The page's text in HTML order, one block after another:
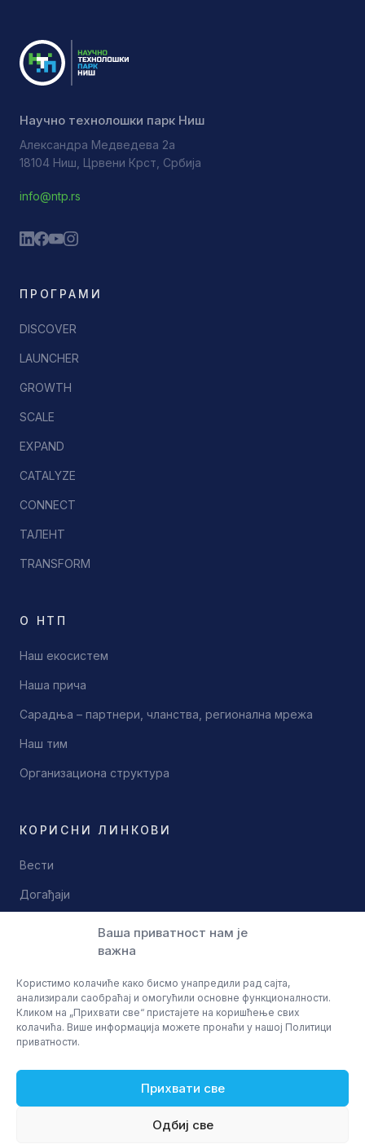
Ваша приватност нам је
важна
Користимо колачиће како бисмо унапредили рад сајта,
анализирали саобраћај и омогућили основне функционалности.
Кликом на „Прихвати све“ пристајете на коришћење свих
колачића. Више информација можете пронаћи у нашој Политици
приватности.
Прихвати све
Одбиј све
Научно технолошки парк Ниш
Александра Медведева 2а
18104 Ниш, Црвени Крст, Србија
info@ntp.rs
ПРОГРАМИ
DISCOVER
LAUNCHER
GROWTH
SCALE
EXPAND
CATALYZE
CONNECT
ТАЛЕНТ
TRANSFORM
О НТП
Наш екосистем
Наша прича
Сарадња – партнери, чланства, регионална мрежа
Наш тим
Организациона структура
КОРИСНИ ЛИНКОВИ
Вести
Догађаји